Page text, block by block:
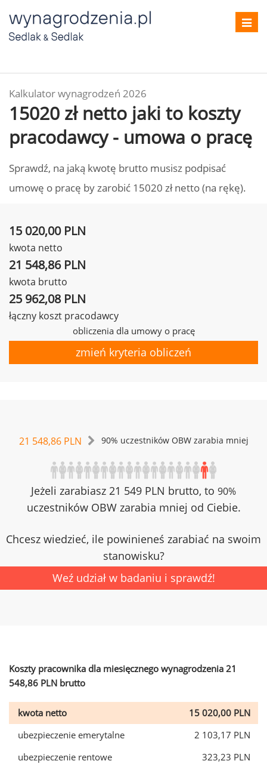
Kalkulator wynagrodzeń 2026
15020 zł netto jaki to koszty
pracodawcy - umowa o pracę
Sprawdź, na jaką kwotę brutto musisz podpisać
umowę o pracę by zarobić 15020 zł netto (na rękę).
15 020,00 PLN
kwota netto
21 548,86 PLN
kwota brutto
25 962,08 PLN
łączny koszt pracodawcy
obliczenia dla umowy o pracę
zmień kryteria obliczeń
21 548,86 PLN 90% uczestników OBW zarabia mniej
Jeżeli zarabiasz 21 549 PLN brutto, to 90%
uczestników OBW zarabia mniej od Ciebie.
Chcesz wiedzieć, ile powinieneś zarabiać na swoim
stanowisku?
Weź udział w badaniu i sprawdź!
Koszty pracownika dla miesięcznego wynagrodzenia 21
548,86 PLN brutto
kwota netto
15 020,00 PLN
ubezpieczenie emerytalne
2 103,17 PLN
ubezpieczenie rentowe
323,23 PLN